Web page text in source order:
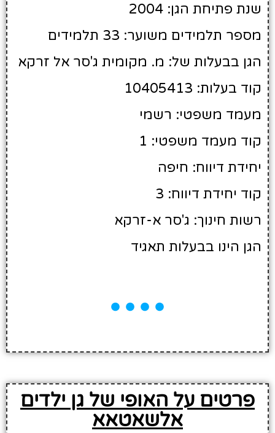
שנת פתיחת הגן: 2004
מספר תלמידים משוער: 33 תלמידים
הגן בבעלות של: מ. מקומית ג'סר אל זרקא
קוד בעלות: 10405413
מעמד משפטי: רשמי
קוד מעמד משפטי: 1
יחידת דיווח: חיפה
קוד יחידת דיווח: 3
רשות חינוך: ג'סר א-זרקא
הגן הינו בבעלות תאגיד
פרטים על האופי של גן ילדים
אלשאטאא